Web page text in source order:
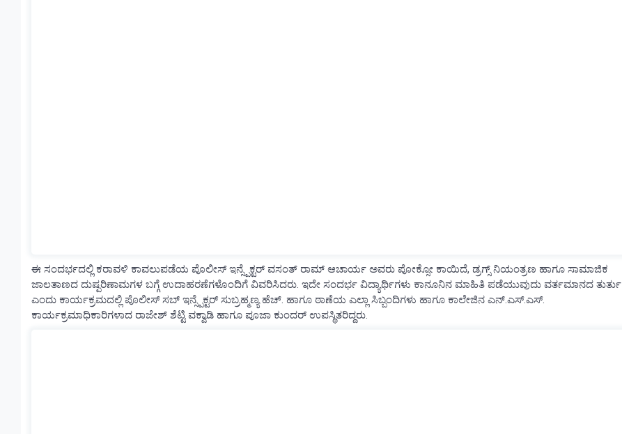
ಈ ಸಂದರ್ಭದಲ್ಲಿ ಕರಾವಳಿ ಕಾವಲುಪಡೆಯ ಪೊಲೀಸ್ ಇನ್ಸ್ಪೆಕ್ಟರ್ ವಸಂತ್ ರಾಮ್ ಆಚಾರ್ಯ ಅವರು ಪೋಕ್ಸೋ ಕಾಯಿದೆ, ಡ್ರಗ್ಸ್ ನಿಯಂತ್ರಣ ಹಾಗೂ ಸಾಮಾಜಿಕ
ಜಾಲತಾಣದ ದುಷ್ಪರಿಣಾಮಗಳ ಬಗ್ಗೆ ಉದಾಹರಣೆಗಳೊಂದಿಗೆ ವಿವರಿಸಿದರು. ಇದೇ ಸಂದರ್ಭ ವಿದ್ಯಾರ್ಥಿಗಳು ಕಾನೂನಿನ ಮಾಹಿತಿ ಪಡೆಯುವುದು ವರ್ತಮಾನದ ತುರ್ತು
ಎಂದು ಕಾರ್ಯಕ್ರಮದಲ್ಲಿ ಪೊಲೀಸ್ ಸಬ್ ಇನ್ಸ್ಪೆಕ್ಟರ್ ಸುಬ್ರಹ್ಮಣ್ಯ ಹೆಚ್. ಹಾಗೂ ಠಾಣೆಯ ಎಲ್ಲಾ ಸಿಬ್ಬಂದಿಗಳು ಹಾಗೂ ಕಾಲೇಜಿನ ಎನ್.ಎಸ್.ಎಸ್.
ಕಾರ್ಯಕ್ರಮಾಧಿಕಾರಿಗಳಾದ ರಾಜೇಶ್ ಶೆಟ್ಟಿ ವಕ್ವಾಡಿ ಹಾಗೂ ಪೂಜಾ ಕುಂದರ್ ಉಪಸ್ಥಿತರಿದ್ದರು.